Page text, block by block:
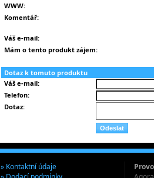
WWW:
Komentář:
Váš e-mail:
Mám o tento produkt zájem:
Dotaz k tomuto produktu
Váš e-mail:
Telefon:
Dotaz:
» Kontaktní údaje